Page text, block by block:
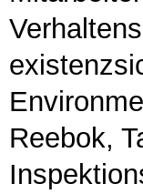
Reebok,